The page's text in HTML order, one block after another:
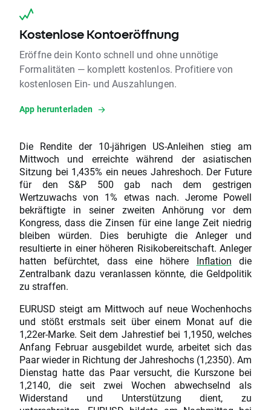
Kostenlose Kontoeröffnung
Eröffne dein Konto schnell und ohne unnötige
Formalitäten — komplett kostenlos. Profitiere von
kostenlosen Ein- und Auszahlungen.
App herunterladen
Die Rendite der 10-jährigen US-Anleihen stieg am
Mittwoch und erreichte während der asiatischen
Sitzung bei 1,435% ein neues Jahreshoch. Der Future
für den S&P 500 gab nach dem gestrigen
Wertzuwachs von 1% etwas nach. Jerome Powell
bekräftigte in seiner zweiten Anhörung vor dem
Kongress, dass die Zinsen für eine lange Zeit niedrig
bleiben würden. Dies beruhigte die Anleger und
resultierte in einer höheren Risikobereitschaft. Anleger
hatten befürchtet, dass eine höhere Inflation die
Zentralbank dazu veranlassen könnte, die Geldpolitik
zu straffen.
EURUSD steigt am Mittwoch auf neue Wochenhochs
und stößt erstmals seit über einem Monat auf die
1,22er-Marke. Seit dem Jahrestief bei 1,1950, welches
Anfang Februar ausgebildet wurde, arbeitet sich das
Paar wieder in Richtung der Jahreshochs (1,2350). Am
Dienstag hatte das Paar versucht, die Kurszone bei
1,2140, die seit zwei Wochen abwechselnd als
Widerstand und Unterstützung dient, zu